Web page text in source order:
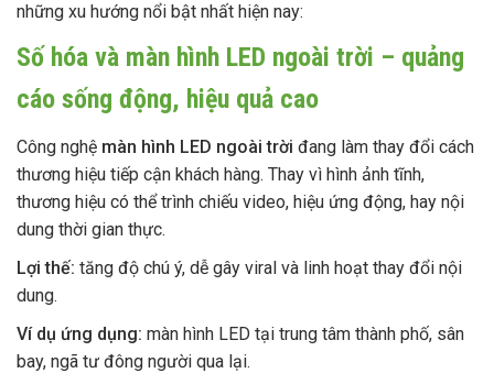
những xu hướng nổi bật nhất hiện nay:
Số hóa và màn hình LED ngoài trời – quảng
cáo sống động, hiệu quả cao
Công nghệ màn hình LED ngoài trời đang làm thay đổi cách
thương hiệu tiếp cận khách hàng. Thay vì hình ảnh tĩnh,
thương hiệu có thể trình chiếu video, hiệu ứng động, hay nội
dung thời gian thực.
Lợi thế: tăng độ chú ý, dễ gây viral và linh hoạt thay đổi nội
dung.
Ví dụ ứng dụng: màn hình LED tại trung tâm thành phố, sân
bay, ngã tư đông người qua lại.